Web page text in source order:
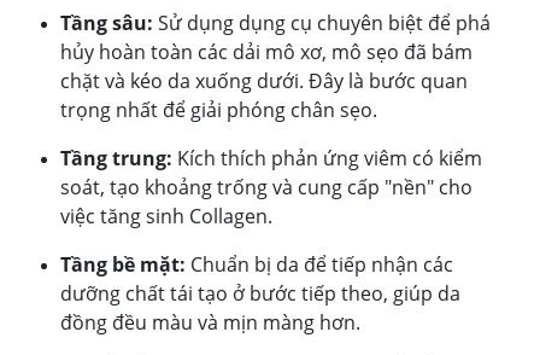
Tầng sâu: Sử dụng dụng cụ chuyên biệt để phá
hủy hoàn toàn các dải mô xơ, mô sẹo đã bám
chặt và kéo da xuống dưới. Đây là bước quan
trọng nhất để giải phóng chân sẹo.
Tầng trung: Kích thích phản ứng viêm có kiểm
soát, tạo khoảng trống và cung cấp "nền" cho
việc tăng sinh Collagen.
Tầng bề mặt: Chuẩn bị da để tiếp nhận các
dưỡng chất tái tạo ở bước tiếp theo, giúp da
đồng đều màu và mịn màng hơn.